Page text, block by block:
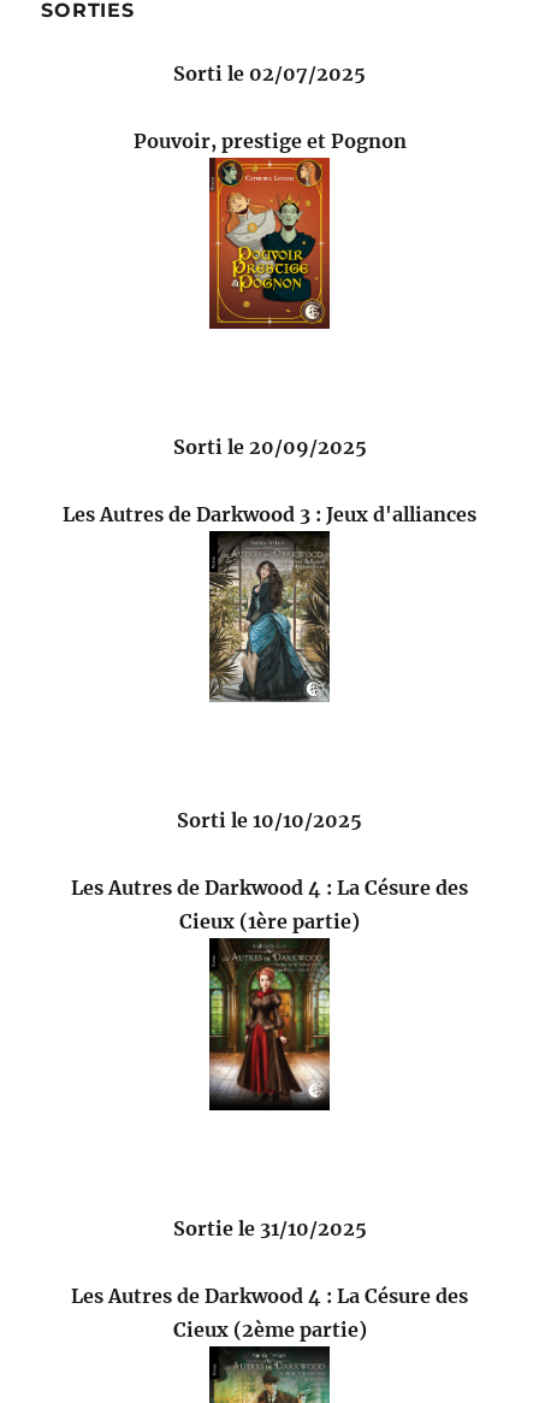
SORTIES
Sorti le 02/07/2025
Pouvoir, prestige et Pognon
Sorti le 20/09/2025
Les Autres de Darkwood 3 : Jeux d'alliances
Sorti le 10/10/2025
Les Autres de Darkwood 4 : La Césure des
Cieux (1ère partie)
Sortie le 31/10/2025
Les Autres de Darkwood 4 : La Césure des
Cieux (2ème partie)